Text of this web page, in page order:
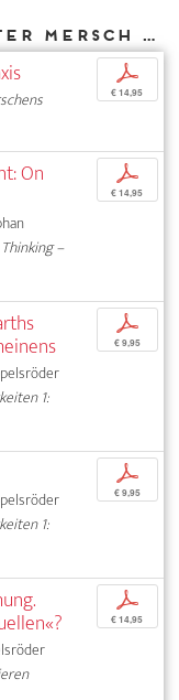
Weitere Texte von Dieter Mersch bei DIAPHANES
p
€ 14,95
On
Thinking –
p
€ 14,95
1:
p
€ 9,95
1:
p
€ 9,95
p
€ 14,95